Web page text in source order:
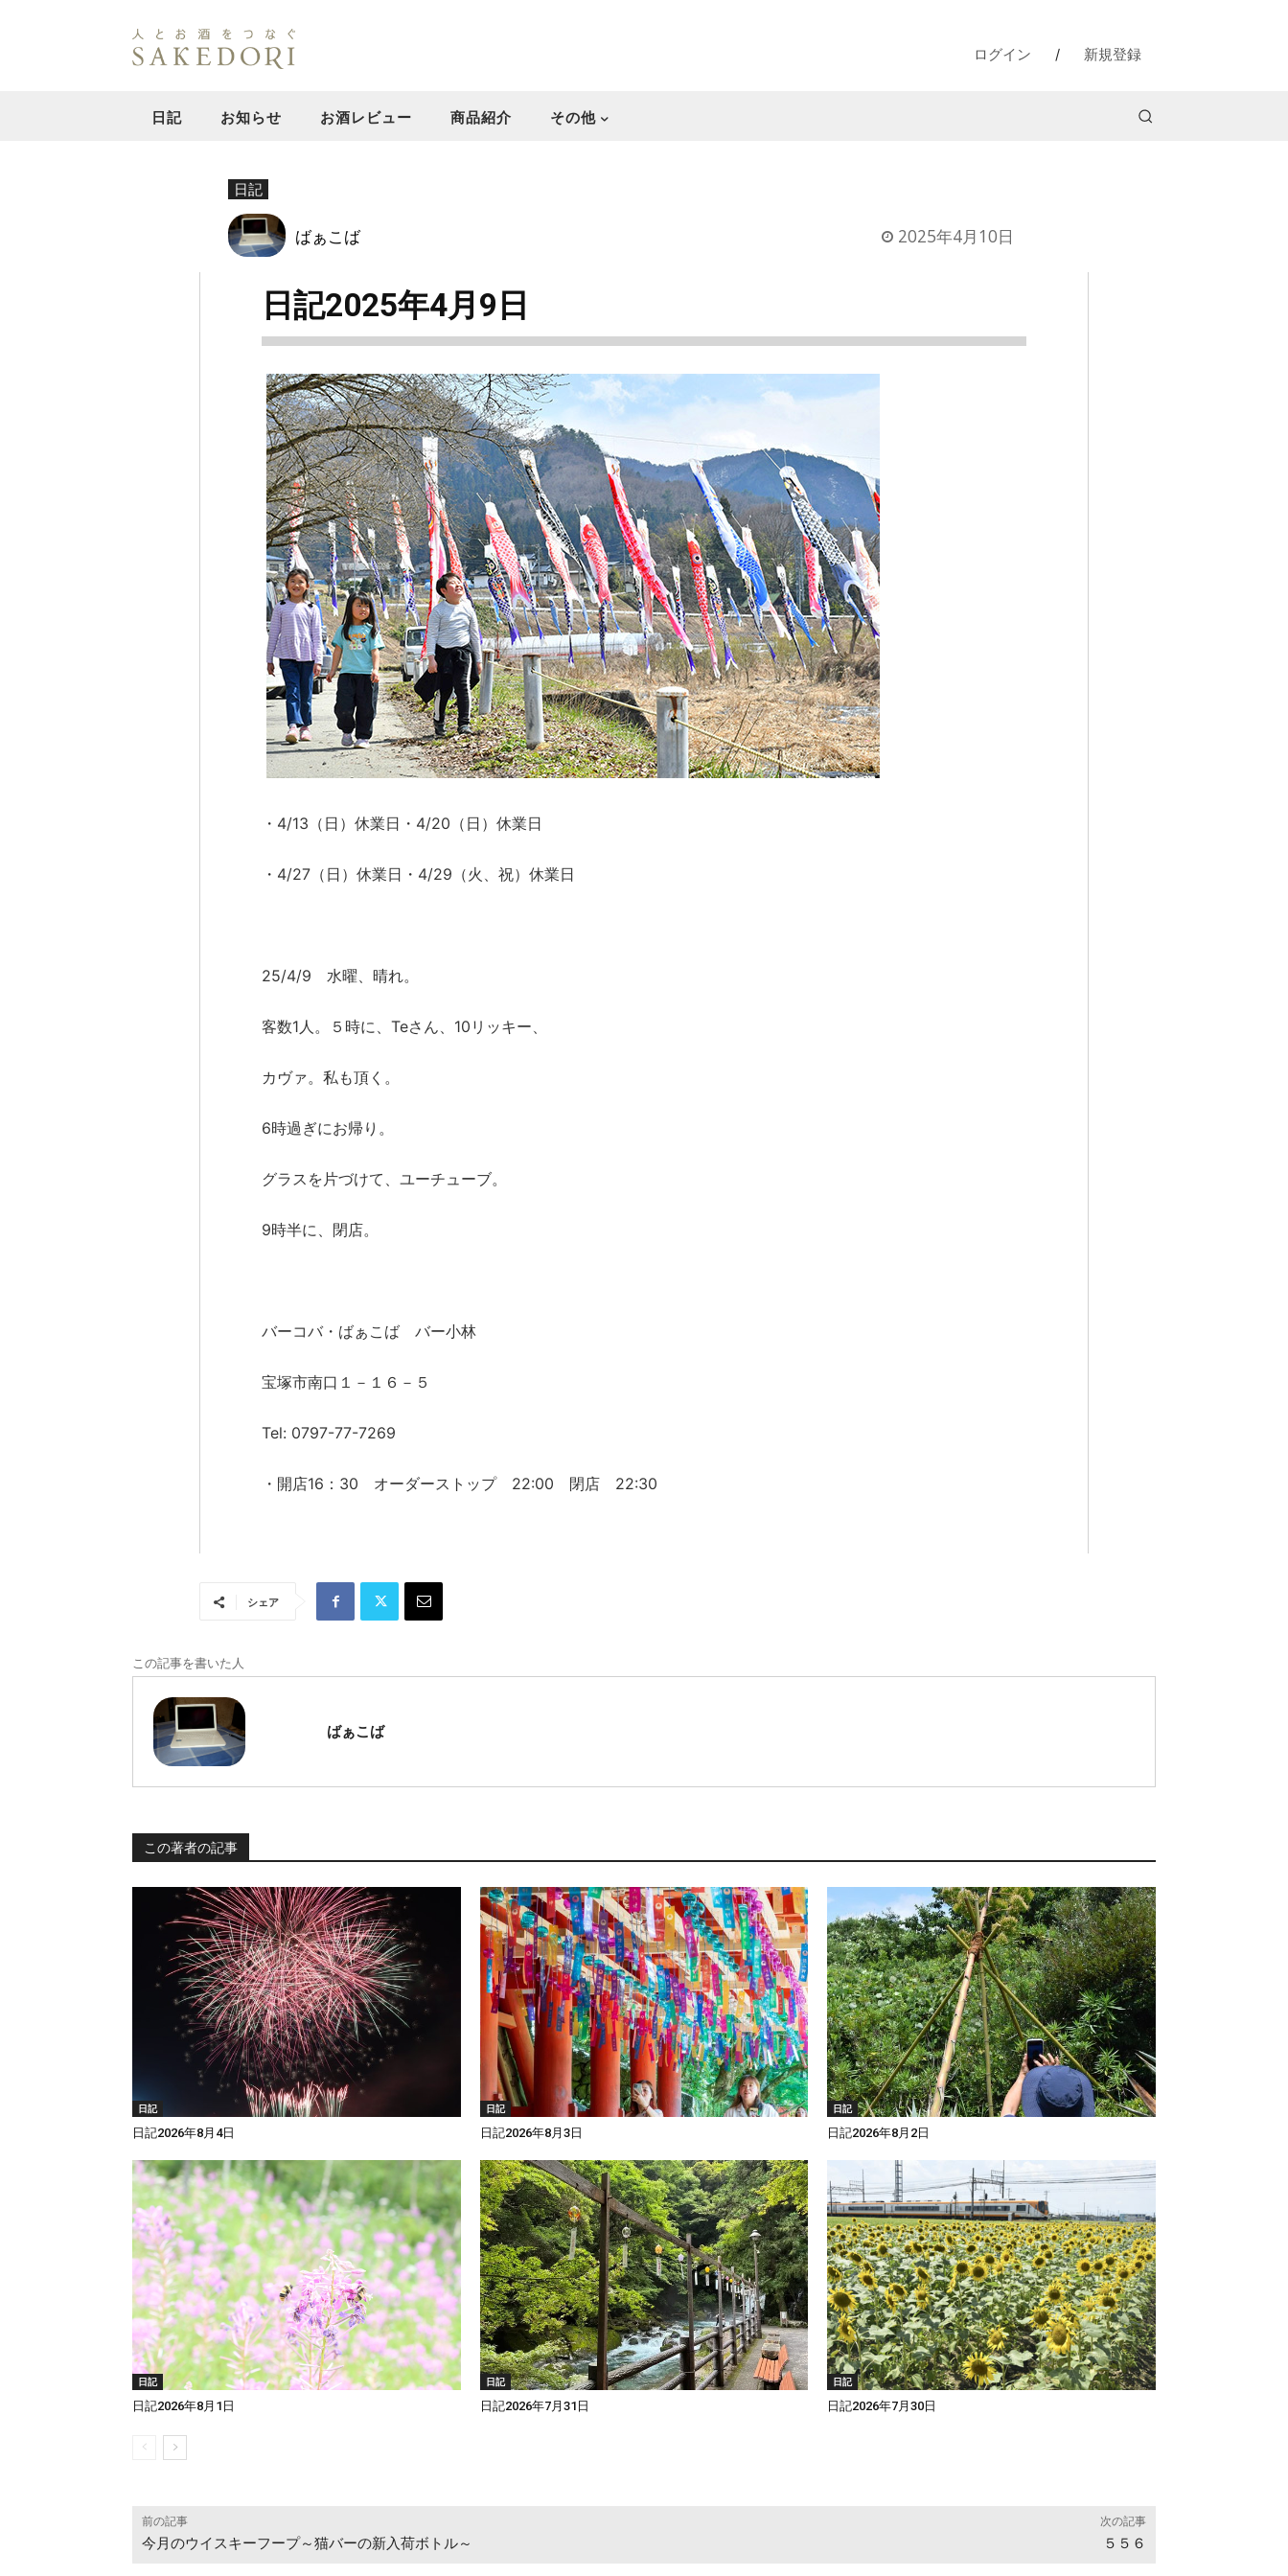
ログイン / 新規登録
日記 お知らせ お酒レビュー 商品紹介 その他
日記
ばぁこば 2025年4月10日
日記2025年4月9日
・4/13（日）休業日・4/20（日）休業日
・4/27（日）休業日・4/29（火、祝）休業日
25/4/9 水曜、晴れ。
客数1人。５時に、Teさん、10リッキー、
カヴァ。私も頂く。
6時過ぎにお帰り。
グラスを片づけて、ユーチューブ。
9時半に、閉店。
バーコバ・ばぁこば バー小林
宝塚市南口１－１６－５
Tel: 0797-77-7269
・開店16：30 オーダーストップ 22:00 閉店 22:30
シェア
この記事を書いた人
ばぁこば
この著者の記事
日記
日記2026年8月4日
日記
日記2026年8月3日
日記
日記2026年8月2日
日記
日記2026年8月1日
日記
日記2026年7月31日
日記
日記2026年7月30日
前の記事
今月のウイスキーフープ～猫バーの新入荷ボトル～
次の記事
５５６